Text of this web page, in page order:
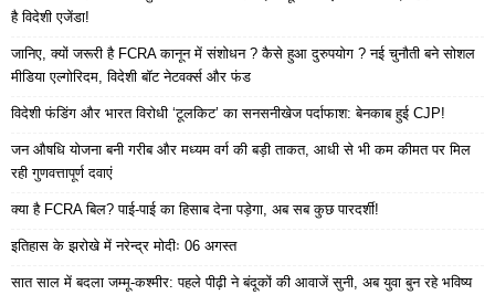
है विदेशी एजेंडा!
जानिए, क्यों जरूरी है FCRA कानून में संशोधन ? कैसे हुआ दुरुपयोग ? नई चुनौती बने सोशल
मीडिया एल्गोरिदम, विदेशी बॉट नेटवर्क्स और फंड
विदेशी फंडिंग और भारत विरोधी ‘टूलकिट’ का सनसनीखेज पर्दाफाश: बेनकाब हुई CJP!
जन औषधि योजना बनी गरीब और मध्यम वर्ग की बड़ी ताकत, आधी से भी कम कीमत पर मिल
रही गुणवत्तापूर्ण दवाएं
क्या है FCRA बिल? पाई-पाई का हिसाब देना पड़ेगा, अब सब कुछ पारदर्शी!
इतिहास के झरोखे में नरेन्द्र मोदीः 06 अगस्त
सात साल में बदला जम्मू-कश्मीर: पहले पीढ़ी ने बंदूकों की आवाजें सुनी, अब युवा बुन रहे भविष्य